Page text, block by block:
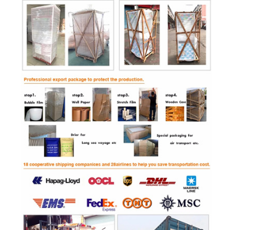
Sản phẩm
Về chúng tôi
Chuyến tham quan nhà máy
Kiểm soát chất lượng
Liên hệ với chúng tôi
Tin tức
Yêu cầu Đặt giá